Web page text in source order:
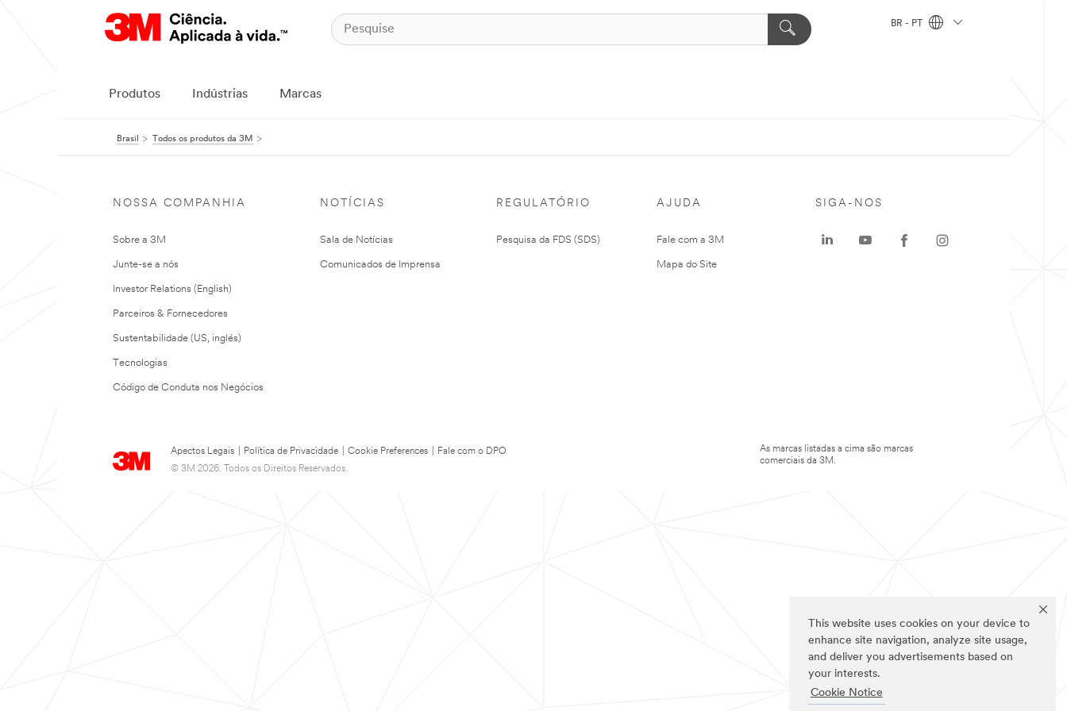
This website uses cookies on your device to
enhance site navigation, analyze site usage,
and deliver you advertisements based on
your interests.
Cookie Notice
BR - PT
Produtos Indústrias Marcas
Brasil Todos os produtos da 3M
NOSSA COMPANHIA
Sobre a 3M
Junte-se a nós
Investor Relations (English)
Parceiros & Fornecedores
Sustentabilidade (US, inglés)
Tecnologias
Código de Conduta nos Negócios
NOTÍCIAS
Sala de Notícias
Comunicados de Imprensa
REGULATÓRIO
Pesquisa da FDS (SDS)
AJUDA
Fale com a 3M
Mapa do Site
Apectos Legais Política de Privacidade Cookie Preferences
Fale com o DPO
© 3M 2026. Todos os Direitos Reservados.
SIGA-NOS
As marcas listadas a cima são marcas
comerciais da 3M.